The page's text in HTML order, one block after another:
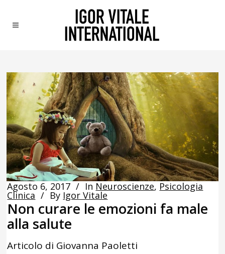
Agosto 6, 2017 In Neuroscienze, Psicologia
Clinica By Igor Vitale
Non curare le emozioni fa male
alla salute
Articolo di Giovanna Paoletti